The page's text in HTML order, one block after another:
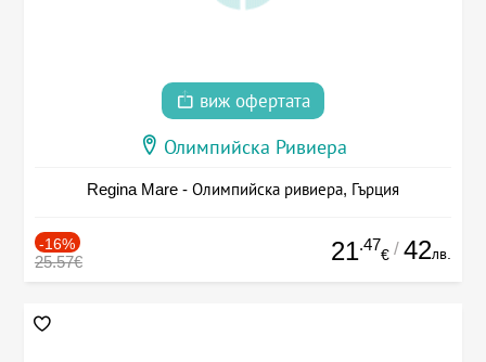
виж офертата
Олимпийска Ривиера
Regina Mare - Олимпийска ривиера, Гърция
-16%
25.57€ 21.47
€ / 42лв.